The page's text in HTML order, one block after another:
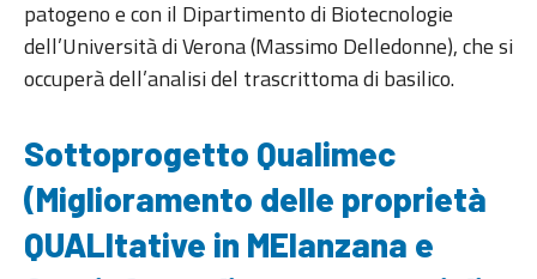
patogeno e con il Dipartimento di Biotecnologie
dell’Università di Verona (Massimo Delledonne), che si
occuperà dell’analisi del trascrittoma di basilico.
Sottoprogetto Qualimec
(Miglioramento delle proprietà
QUALItative in MElanzana e